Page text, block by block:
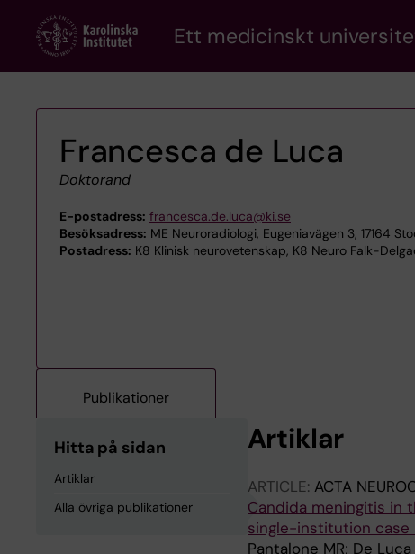
content
Ett medicinskt
Francesca de Luca
Doktorand
E-postadress: francesca.de.luca@ki.se
Besöksadress: ME Neuroradiologi, Eugeniavägen 3, 17164
Postadress: K8 Klinisk neurovetenskap, K8 Neuro Falk-
Publikationer
Hitta på sidan
Artiklar
Alla övriga publikationer
Artiklar
ARTICLE: ACTA
Candida meningitis in
single-institution case
Pantalone MR; De